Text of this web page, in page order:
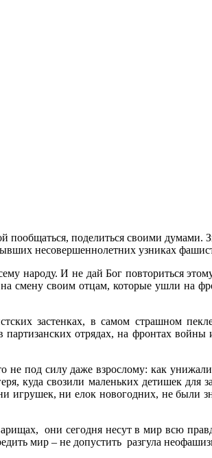
пообщаться, поделиться своими думами.
несовершеннолетних узниках
народу. И не дай Бог повториться
смену своим отцам, которые ушли на
застенках, в самом страшном
отрядах, на фронтах войны
под силу даже взрослому: как
куда свозили маленьких детишек для
игрушек, ни елок новогодних, не были
они сегодня несут в мир всю
мир – не допустить разгула